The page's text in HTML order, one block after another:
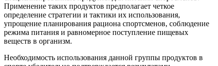
Применение таких продуктов предполагает четкое
определение стратегии и тактики их использования,
упрощение планирования рациона спортсменов, соблюдение
режима питания и равномерное поступление пищевых
веществ в организм.
Необходимость использования данной группы продуктов в